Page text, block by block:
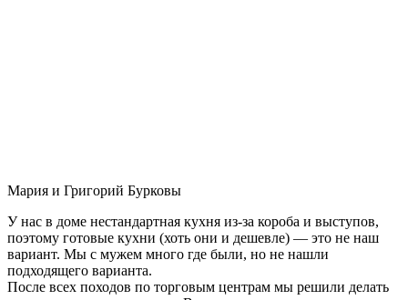
Мария и Григорий Бурковы
У нас в доме нестандартная кухня из-за короба и выступов,
поэтому готовые кухни (хоть они и дешевле) — это не наш
вариант. Мы с мужем много где были, но не нашли
подходящего варианта.
После всех походов по торговым центрам мы решили делать